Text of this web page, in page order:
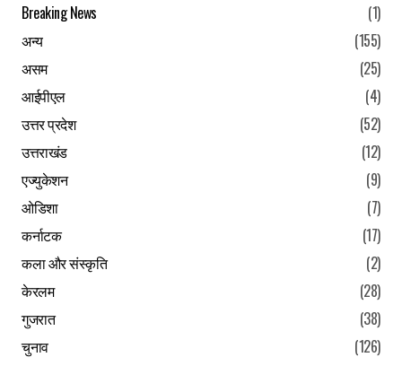
Submit Comment
Breaking News
(1)
अन्य
(155)
असम
(25)
आईपीएल
(4)
उत्तर प्रदेश
(52)
उत्तराखंड
(12)
एज्युकेशन
(9)
ओडिशा
(7)
कर्नाटक
(17)
कला और संस्कृति
(2)
केरलम
(28)
गुजरात
(38)
चुनाव
(126)